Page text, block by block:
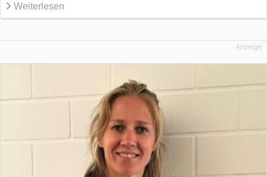
Weiterlesen
Anzeige